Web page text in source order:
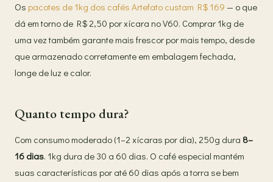
Os pacotes de 1kg dos cafés Artefato custam R$ 169 — o que
dá em torno de R$ 2,50 por xícara no V60. Comprar 1kg de
uma vez também garante mais frescor por mais tempo, desde
que armazenado corretamente em embalagem fechada,
longe de luz e calor.
Quanto tempo dura?
Com consumo moderado (1–2 xícaras por dia), 250g dura 8–
16 dias. 1kg dura de 30 a 60 dias. O café especial mantém
suas características por até 60 dias após a torra se bem